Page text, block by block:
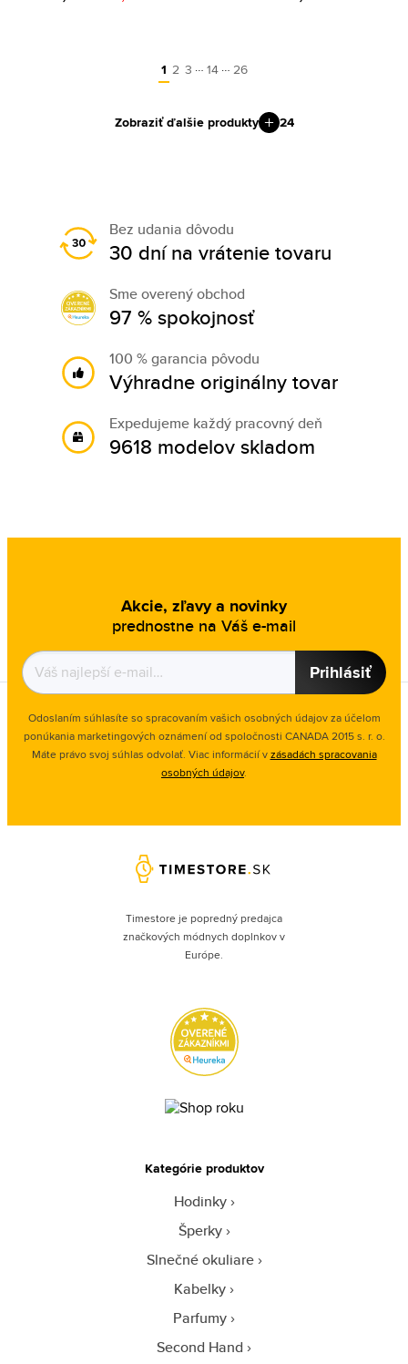
1 2 3 … 14 … 26
Zobraziť ďalšie produkty 24
Bez udania dôvodu
30 dní na vrátenie tovaru
Sme overený obchod
97 % spokojnosť
100 % garancia pôvodu
Výhradne originálny tovar
Expedujeme každý pracovný deň
9618 modelov skladom
Akcie, zľavy a novinky
prednostne na Váš e-mail
Prihlásiť
Odoslaním súhlasíte so spracovaním vašich osobných údajov za účelom
ponúkania marketingových oznámení od spoločnosti CANADA 2015 s. r. o.
Máte právo svoj súhlas odvolať. Viac informácií vzásadách spracovania
osobných údajov.
Timestore je popredný predajca
značkových módnych doplnkov v
Európe.
Kategórie produktov
Hodinky
Šperky
Slnečné okuliare
Kabelky
Parfumy
Second Hand